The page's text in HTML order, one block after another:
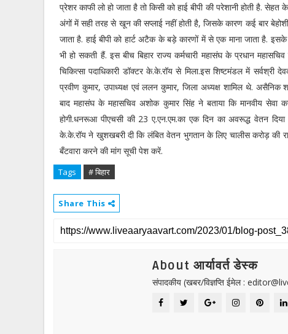
प्रेशर काफी लो हो जाता है तो किसी को हाई बीपी की परेशानी होती है.
अंगों में सही तरह से खून की सप्लाई नहीं होती है, जिसके कारण कई बार
जाता है. हाई बीपी को हार्ट अटैक के बड़े कारणों में से एक माना जाता है.
भी हो सकती हैं. इस बीच बिहार राज्य कर्मचारी महासंघ के प्रधान
चिकित्सा पदाधिकारी डॉक्टर के.के.रॉय से मिला.इस शिष्टमंडल में
प्रवीण कुमार, उपाध्यक्ष एवं ललन कुमार, जिला अध्यक्ष शामिल थे.
बाद महासंघ के महासचिव अशोक कुमार सिंह ने बताया कि मानवीय सेवा
होगी.धनरूआ पीएचसी की 23 ए.एन.एम.का एक दिन का अवरूद्ध वेतन
के.के.रॉय ने खुशखबरी दी कि लंबित वेतन भुगतान के लिए चालीस करोड़ की
बँटवारा करने की मांग सूची पेश करें.
Tags # बिहार
Share This
About आर्यावर्त डेस्क
संपादकीय (खबर/विज्ञप्ति ईमेल :